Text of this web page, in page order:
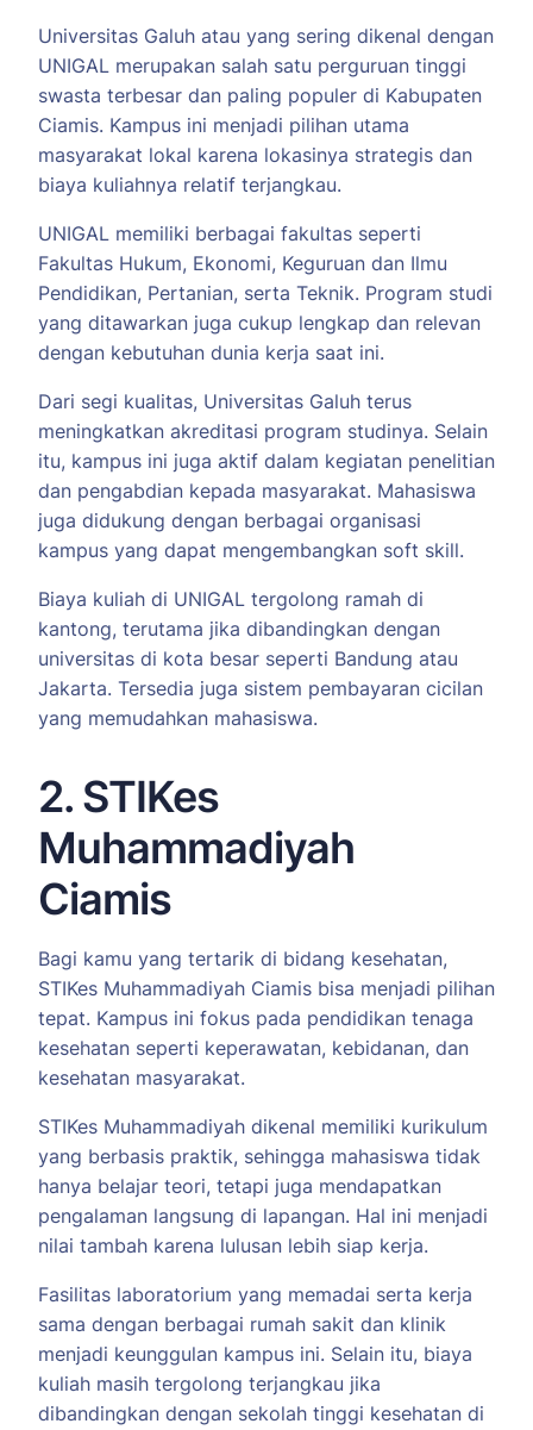
Universitas Galuh atau yang sering dikenal dengan
UNIGAL merupakan salah satu perguruan tinggi
swasta terbesar dan paling populer di Kabupaten
Ciamis. Kampus ini menjadi pilihan utama
masyarakat lokal karena lokasinya strategis dan
biaya kuliahnya relatif terjangkau.
UNIGAL memiliki berbagai fakultas seperti
Fakultas Hukum, Ekonomi, Keguruan dan Ilmu
Pendidikan, Pertanian, serta Teknik. Program studi
yang ditawarkan juga cukup lengkap dan relevan
dengan kebutuhan dunia kerja saat ini.
Dari segi kualitas, Universitas Galuh terus
meningkatkan akreditasi program studinya. Selain
itu, kampus ini juga aktif dalam kegiatan penelitian
dan pengabdian kepada masyarakat. Mahasiswa
juga didukung dengan berbagai organisasi
kampus yang dapat mengembangkan soft skill.
Biaya kuliah di UNIGAL tergolong ramah di
kantong, terutama jika dibandingkan dengan
universitas di kota besar seperti Bandung atau
Jakarta. Tersedia juga sistem pembayaran cicilan
yang memudahkan mahasiswa.
2. STIKes
Muhammadiyah
Ciamis
Bagi kamu yang tertarik di bidang kesehatan,
STIKes Muhammadiyah Ciamis bisa menjadi pilihan
tepat. Kampus ini fokus pada pendidikan tenaga
kesehatan seperti keperawatan, kebidanan, dan
kesehatan masyarakat.
STIKes Muhammadiyah dikenal memiliki kurikulum
yang berbasis praktik, sehingga mahasiswa tidak
hanya belajar teori, tetapi juga mendapatkan
pengalaman langsung di lapangan. Hal ini menjadi
nilai tambah karena lulusan lebih siap kerja.
Fasilitas laboratorium yang memadai serta kerja
sama dengan berbagai rumah sakit dan klinik
menjadi keunggulan kampus ini. Selain itu, biaya
kuliah masih tergolong terjangkau jika
dibandingkan dengan sekolah tinggi kesehatan di